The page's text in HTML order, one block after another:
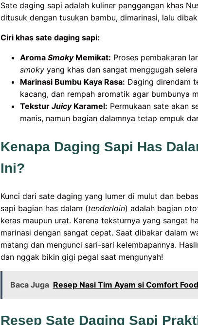
Sate daging sapi adalah kuliner panggangan khas
ditusuk dengan tusukan bambu, dimarinasi, lalu
Ciri khas sate daging sapi:
Aroma SmokyMemikat: Proses pembakaran
smokyyang khas dan sangat menggugah
Marinasi Bumbu Kaya Rasa: Daging direndam
kacang, dan rempah aromatik agar bumbunya
Tekstur JuicyKaramel: Permukaan sate akan
manis, namun bagian dalamnya tetap empuk
Kenapa Daging Sapi Has
Ini?
Kunci dari sate daging yang lumer di mulut dan
sapi bagian has dalam (tenderloin) adalah bagian
keras maupun urat. Karena teksturnya yang sangat
marinasi dengan sangat cepat. Saat dibakar dalam
matang dan mengunci sari-sari kelembapannya.
dan nggak bikin gigi pegal saat mengunyah!
Baca Juga Resep Nasi Tim Ayam si Comfort
Resep Sate Daging Sapi